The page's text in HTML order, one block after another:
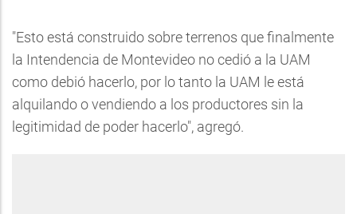
"Esto está construido sobre terrenos que finalmente
la Intendencia de Montevideo no cedió a la UAM
como debió hacerlo, por lo tanto la UAM le está
alquilando o vendiendo a los productores sin la
legitimidad de poder hacerlo", agregó.